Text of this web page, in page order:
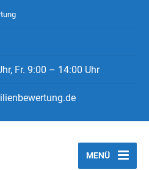
Fr. 9:00 – 14:00 Uhr
MENÜ